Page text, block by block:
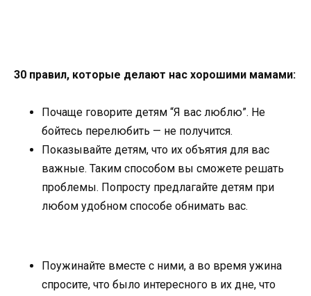
30 правил, которые делают нас хорошими мамами:
Почаще говорите детям “Я вас люблю”. Не
бойтесь перелюбить — не получится.
Показывайте детям, что их объятия для вас
важные. Таким способом вы сможете решать
проблемы. Попросту предлагайте детям при
любом удобном способе обнимать вас.
Поужинайте вместе с ними, а во время ужина
спросите, что было интересного в их дне, что